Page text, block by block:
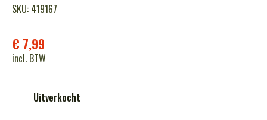
SKU: 419167
€ 7,99
incl. BTW
Uitverkocht